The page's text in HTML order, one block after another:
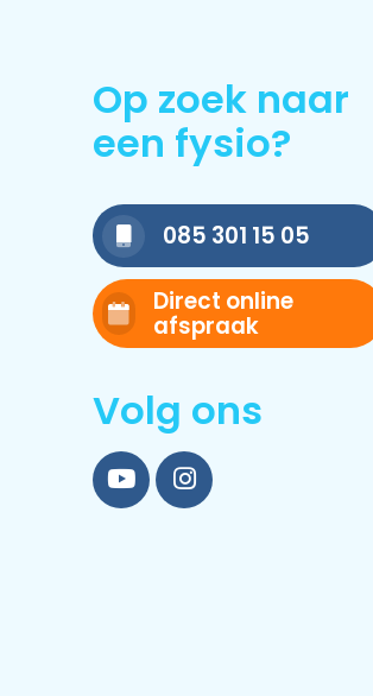
Op zoek naar
een fysio?
085 301 15 05
Direct online
afspraak
Volg ons
YouTubeInstagram